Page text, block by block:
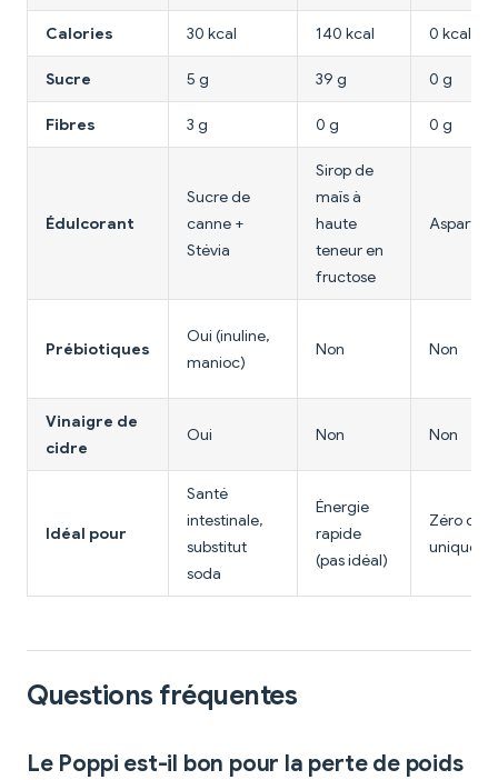
Calories 30 kcal 140 kcal 0 kcal
Sucre 5 g 39 g 0 g
Fibres 3 g 0 g 0 g
Édulcorant
Sucre de
canne +
Stévia
Sirop de
maïs à
haute
teneur en
fructose
Prébiotiques
Oui (inuline,
manioc)
Non Non
Vinaigre de
cidre
Oui Non Non
Idéal pour
Santé
intestinale,
substitut
soda
Énergie
rapide
(pas idéal)
Zéro
Questions fréquentes
Le Poppi est-il bon pour la perte de poids